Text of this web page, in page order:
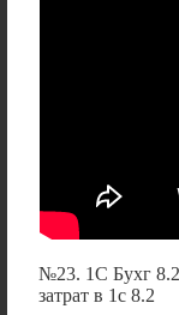
№23. 1С Бухг
затрат в 1с 8.2